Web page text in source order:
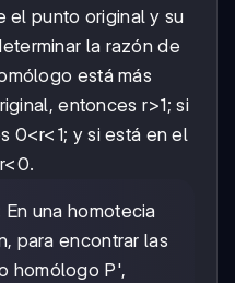
el punto original y su
la razón de
está más
entonces r>1; si
0<r<1; y si está en el
En una homotecia
para encontrar las
homólogo P',